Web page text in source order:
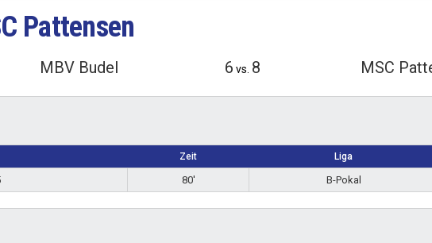
Pattensen
MBV Budel 6 vs. 8 MSC
Zeit Liga
80' B-Pokal